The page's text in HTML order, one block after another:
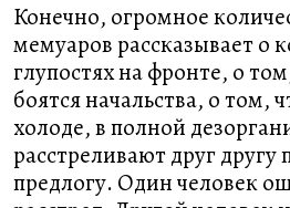
Конечно, огромное
мемуаров рассказывает о
глупостях на фронте, о
боятся начальства, о том,
холоде, в полной
расстреливают друг
предлогу. Один человек